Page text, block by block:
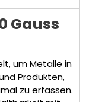
Gauss
um Metalle in
Produkten,
zu erfassen.